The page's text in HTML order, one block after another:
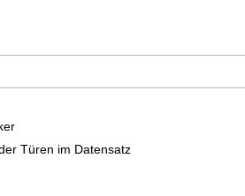
Türen im Datensatz